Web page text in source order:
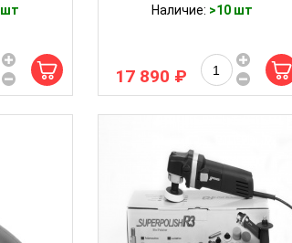
шт Наличие: >10 шт
17 890 ₽